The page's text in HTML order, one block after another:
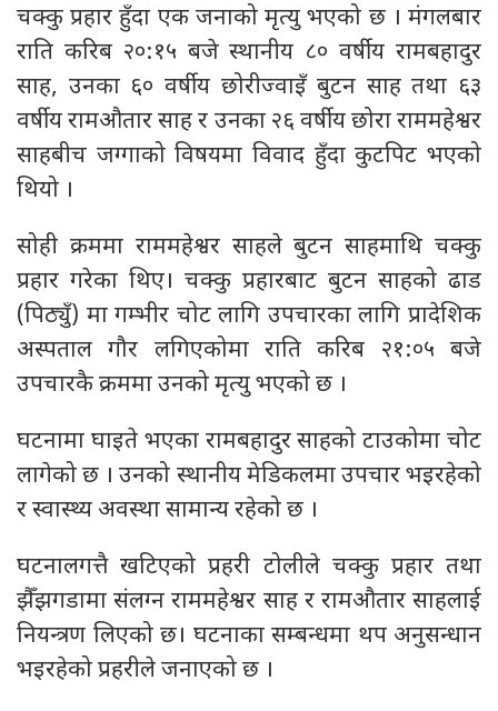
चक्कु प्रहार हुँदा एक जनाको मृत्यु भएको छ । मंगलबार
राति करिब २०:१५ बजे स्थानीय ८० वर्षीय रामबहादुर
साह, उनका ६० वर्षीय छोरीज्वाइँ बुटन साह तथा ६३
वर्षीय रामऔतार साह र उनका २६ वर्षीय छोरा राममहेश्वर
साहबीच जग्गाको विषयमा विवाद हुँदा कुटपिट भएको
थियो ।
सोही क्रममा राममहेश्वर साहले बुटन साहमाथि चक्कु
प्रहार गरेका थिए। चक्कु प्रहारबाट बुटन साहको ढाड
(पिठ्युँ) मा गम्भीर चोट लागि उपचारका लागि प्रादेशिक
अस्पताल गौर लगिएकोमा राति करिब २१:०५ बजे
उपचारकै क्रममा उनको मृत्यु भएको छ ।
घटनामा घाइते भएका रामबहादुर साहको टाउकोमा चोट
लागेको छ । उनको स्थानीय मेडिकलमा उपचार भइरहेको
र स्वास्थ्य अवस्था सामान्य रहेको छ ।
घटनालगत्तै खटिएको प्रहरी टोलीले चक्कु प्रहार तथा
झैँझगडामा संलग्न राममहेश्वर साह र रामऔतार साहलाई
नियन्त्रण लिएको छ। घटनाका सम्बन्धमा थप अनुसन्धान
भइरहेको प्रहरीले जनाएको छ ।